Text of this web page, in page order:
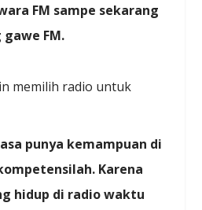
FM sampe sekarang
FM.
memilih radio untuk
punya kemampuan di
Karena
hidup di radio waktu